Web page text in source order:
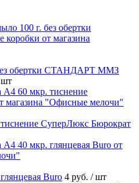
обертки СТАНДАРТ ММЗ
СуперЛюкс Бюрократ
Buro 4 руб. / шт